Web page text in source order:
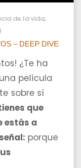
de la vida,
– DEEP DIVE
¿Te ha
película
sobre sí
que
estás a
porque